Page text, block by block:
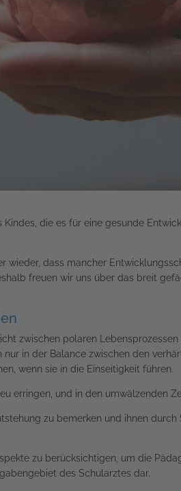
Kindes, die es für eine gesunde
wieder, dass mancher
freuen wir uns über das breit
zwischen polaren
in der Balance zwischen den
wenn sie in die Einseitigkeit führen.
erringen, und in den umwälzenden
zu bemerken und ihnen
zu berücksichtigen, um die
des Schularztes dar.